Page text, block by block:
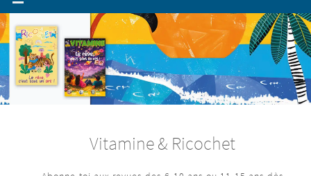
Vitamine & Ricochet